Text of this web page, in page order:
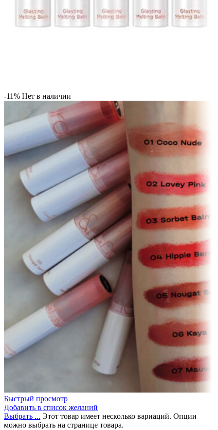
-11% Нет в наличии
Быстрый просмотр
Добавить в список желаний
Выбрать ... Этот товар имеет несколько вариаций. Опции
можно выбрать на странице товара.